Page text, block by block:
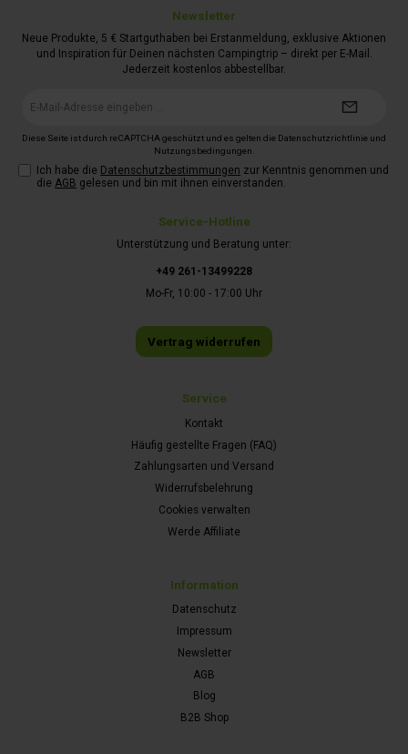
Service-Hotline
Unterstützung und Beratung unter:
+49 261-13499228
Mo-Fr, 10:00 - 17:00 Uhr
Vertrag widerrufen
Service
Kontakt
Häufig gestellte Fragen (FAQ)
Zahlungsarten und Versand
Widerrufsbelehrung
Cookies verwalten
Werde Affiliate
Information
Datenschutz
Impressum
Newsletter
AGB
Blog
B2B Shop
Newsletter
Neue Produkte, 5 € Startguthaben bei Erstanmeldung, exklusive Aktionen
und Inspiration für Deinen nächsten Campingtrip – direkt per E-Mail.
Jederzeit kostenlos abbestellbar.
Diese Seite ist durch reCAPTCHA geschützt und es gelten die Datenschutzrichtlinie und
Nutzungsbedingungen.
Ich habe die Datenschutzbestimmungen zur Kenntnis genommen und
die AGB gelesen und bin mit ihnen einverstanden.